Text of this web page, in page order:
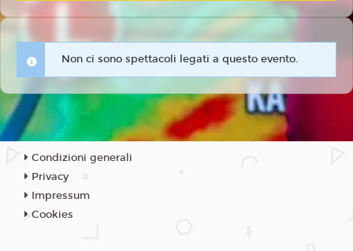
Non ci sono spettacoli legati a questo evento.
Condizioni generali
Privacy
Impressum
Cookies